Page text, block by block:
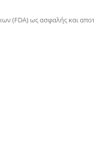
(FDA) ως ασφαλής και